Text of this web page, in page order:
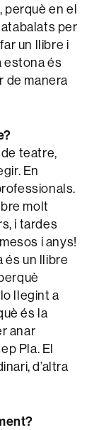
perquè en el
per
un llibre i
estona és
de manera
teatre,
En
molt
i tardes
i anys!
és un llibre
llegint a
és la
anar
Pla. El
d’altra